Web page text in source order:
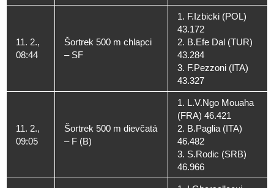
11. 2.,
08:44
Šortrek 500 m chlapci
– SF
1. F.Izbicki (POL)
43.172
2. B.Efe Dal (TUR)
43.284
3. F.Pezzoni (ITA)
43.327
11. 2.,
09:05
Šortrek 500 m dievčatá
– F (B)
1. L.V.Ngo Mouaha
(FRA) 46.421
2. B.Paglia (ITA)
46.482
3. S.Rodic (SRB)
46.966